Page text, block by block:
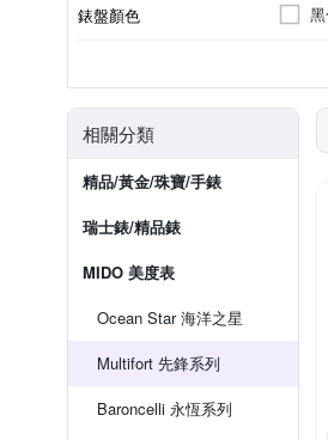
錶盤顏色
相關分類
精品/黃金/珠寶/手錶
瑞士錶/精品錶
MIDO 美度表
Ocean Star 海洋之星
Multifort 先鋒系列
Baroncelli 永恆系列